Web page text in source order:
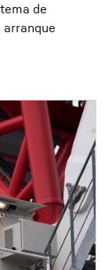
de
arranque